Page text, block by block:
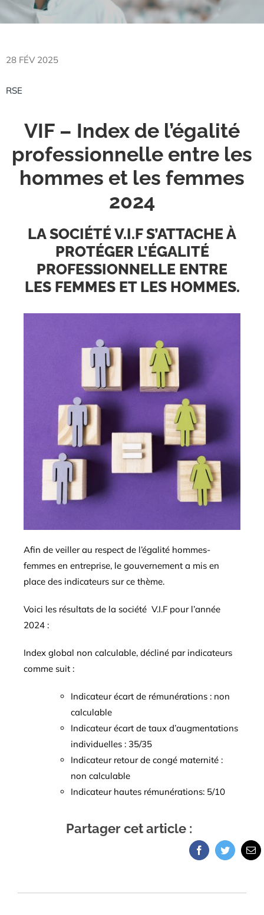
28 FÉV 2025
RSE
VIF – Index de l’égalité
professionnelle entre les
hommes et les femmes
2024
LA SOCIÉTÉ V.I.F S’ATTACHE À
PROTÉGER L’ÉGALITÉ
PROFESSIONNELLE ENTRE
LES FEMMES ET LES HOMMES.
Afin de veiller au respect de l’égalité hommes-
femmes en entreprise, le gouvernement a mis en
place des indicateurs sur ce thème.
Voici les résultats de la société V.I.F pour l’année
2024 :
Index global non calculable, décliné par indicateurs
comme suit :
Indicateur écart de rémunérations : non
calculable
Indicateur écart de taux d’augmentations
individuelles : 35/35
Indicateur retour de congé maternité :
non calculable
Indicateur hautes rémunérations: 5/10
Partager cet article :